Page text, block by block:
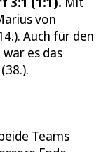
von
Auch für den
es das
Teams